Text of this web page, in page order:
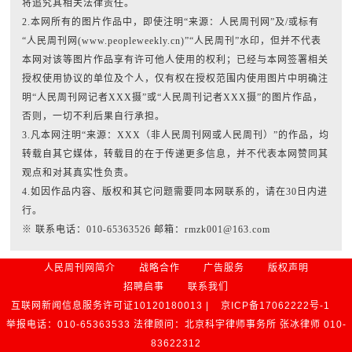
将追究其相关法律责任。
2.本网所有的图片作品中，即使注明“来源：人民周刊网”及/或标有
“人民周刊网(www.peopleweekly.cn)”“人民周刊”水印，但并不代表
本网对该等图片作品享有许可他人使用的权利；已经与本网签署相关
授权使用协议的单位及个人，仅有权在授权范围内使用图片中明确注
明“人民周刊网记者XXX摄”或“人民周刊记者XXX摄”的图片作品，
否则，一切不利后果自行承担。
3.凡本网注明“来源：XXX（非人民周刊网或人民周刊）”的作品，均
转载自其它媒体，转载目的在于传递更多信息，并不代表本网赞同其
观点和对其真实性负责。
4.如因作品内容、版权和其它问题需要同本网联系的，请在30日内进
行。
※ 联系电话：010-65363526 邮箱：rmzk001@163.com
人民周刊网简介 战略合作 广告服务
版权声明
招聘启事
联系我们
互联网新闻信息服务许可证10120180013 |
京ICP备17062222号-1
举报电话：010-65363533 法律顾问：北京科宇律师事务所 张冰律师 010-
83622312